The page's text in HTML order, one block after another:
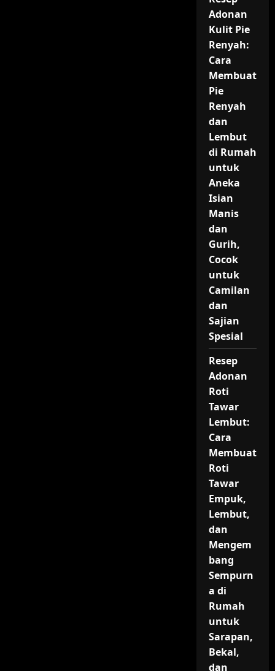
Adonan
Kulit Pie
Renyah:
Cara
Membuat
Pie
Renyah
dan
Lembut
di Rumah
untuk
Aneka
Isian
Manis
dan
Gurih,
Cocok
untuk
Camilan
dan
Sajian
Spesial
Resep
Adonan
Roti
Tawar
Lembut:
Cara
Membuat
Roti
Tawar
Empuk,
Lembut,
dan
Mengem
bang
Sempurn
a di
Rumah
untuk
Sarapan,
Bekal,
dan